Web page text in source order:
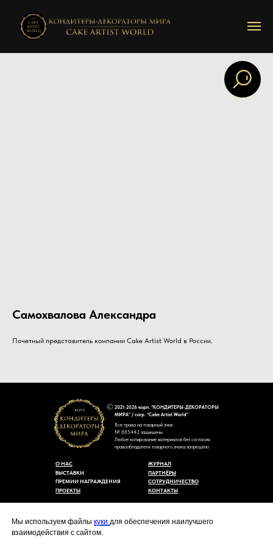
Мы используем файлы куки для обеспечения наилучшего
взаимодействия с сайтом.
Самохвалова Александра
Почетный представитель компании Cake Artist World в России.
2021-2026 корп. "КОНДИТЕРЫ-ДЕКОРАТОРЫ
МИРА" / corp. “Cake Artist World”
Все права на товарный знак
№ 885442 защищены
Любое копирование материалов без согласия
правообладателя товарного знака запрещено
КОНТАКТЫ
СОТРУДНИЧЕСТВО
ЖУРНАЛ
ПАРТНЁРЫ
ПРЕМИИ НАГРАЖДЕНИЯ
ПРОЕКТЫ
ВЫСТАВКИ
О НАС
Политика конфиденциальности
Согласие на обработку персональных данных